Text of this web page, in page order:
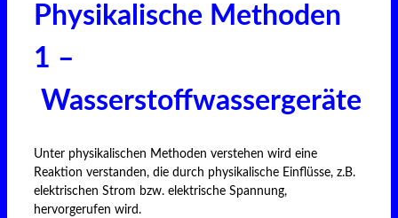
Physikalische Methoden
1 –
Wasserstoffwassergeräte
Unter physikalischen Methoden verstehen wird eine
Reaktion verstanden, die durch physikalische Einflüsse, z.B.
elektrischen Strom bzw. elektrische Spannung,
hervorgerufen wird.